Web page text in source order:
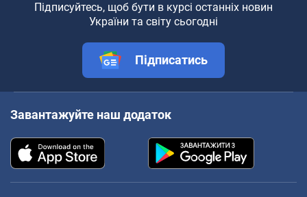
Підписуйтесь, щоб бути в курсі останніх новин
України та світу сьогодні
Підписатись
Завантажуйте наш додаток